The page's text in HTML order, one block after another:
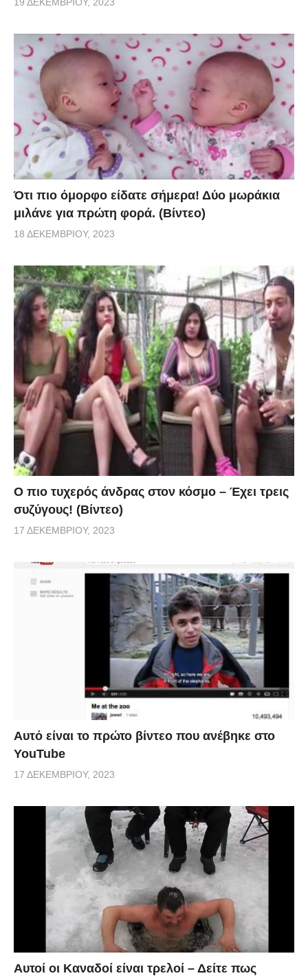
Ότι πιο όμορφο είδατε σήμερα! Δύο μωράκια
μιλάνε για πρώτη φορά. (Βίντεο)
18 ΔΕΚΕΜΒΡΊΟΥ, 2023
Ο πιο τυχερός άνδρας στον κόσμο – Έχει τρεις
συζύγους! (Βίντεο)
17 ΔΕΚΕΜΒΡΊΟΥ, 2023
Αυτό είναι το πρώτο βίντεο που ανέβηκε στο
YouTube
17 ΔΕΚΕΜΒΡΊΟΥ, 2023
Αυτοί οι Καναδοί είναι τρελοί – Δείτε πως